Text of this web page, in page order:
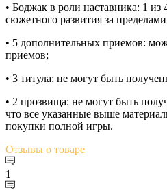
• Боджак в роли наставника: 1 из
сюжетного развития за
• 5 дополнительных приемов:
приемов;
• 3 титула: не могут быть
• 2 прозвища: не могут быть
что все указанные выше
покупки полной игры.
Отзывы о товаре
1